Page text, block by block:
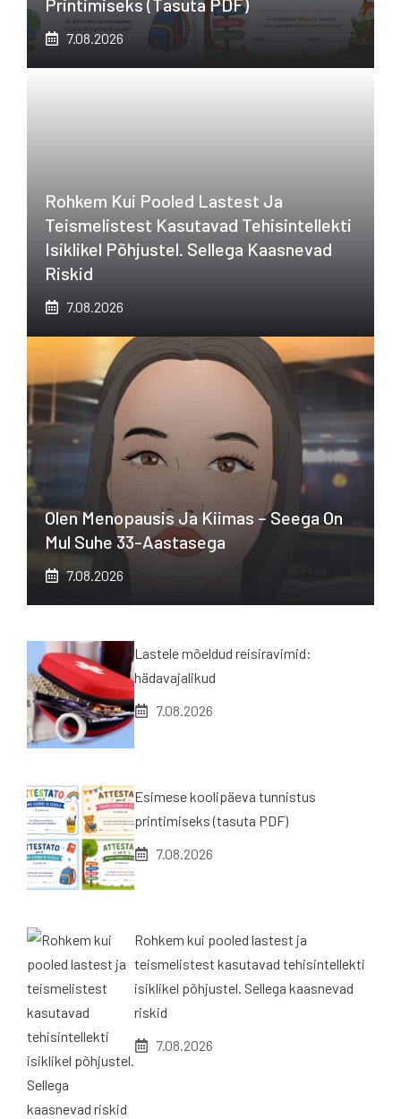
Printimiseks (tasuta PDF)
7.08.2026
Rohkem Kui Pooled Lastest Ja
Teismelistest Kasutavad Tehisintellekti
Isiklikel Põhjustel. Sellega Kaasnevad
Riskid
7.08.2026
Olen Menopausis Ja Kiimas – Seega On
Mul Suhe 33-Aastasega
7.08.2026
Lastele mõeldud reisiravimid:
hädavajalikud
7.08.2026
Esimese koolipäeva tunnistus
printimiseks (tasuta PDF)
7.08.2026
Rohkem kui pooled lastest ja
teismelistest kasutavad tehisintellekti
isiklikel põhjustel. Sellega kaasnevad
riskid
7.08.2026